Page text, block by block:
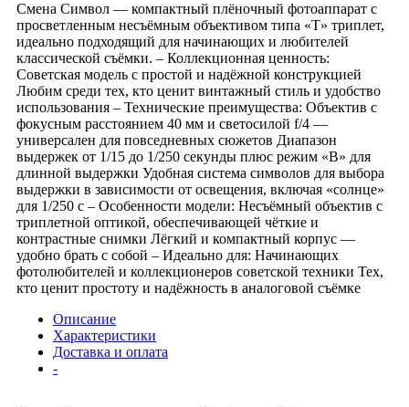
Смена Символ — компактный плёночный фотоаппарат с
просветленным несъёмным объективом типа «Т» триплет,
идеально подходящий для начинающих и любителей
классической съёмки. – Коллекционная ценность:
Советская модель с простой и надёжной конструкцией
Любим среди тех, кто ценит винтажный стиль и удобство
использования – Технические преимущества: Объектив с
фокусным расстоянием 40 мм и светосилой f/4 —
универсален для повседневных сюжетов Диапазон
выдержек от 1/15 до 1/250 секунды плюс режим «В» для
длинной выдержки Удобная система символов для выбора
выдержки в зависимости от освещения, включая «солнце»
для 1/250 с – Особенности модели: Несъёмный объектив с
триплетной оптикой, обеспечивающей чёткие и
контрастные снимки Лёгкий и компактный корпус —
удобно брать с собой – Идеально для: Начинающих
фотолюбителей и коллекционеров советской техники Тех,
кто ценит простоту и надёжность в аналоговой съёмке
Описание
Характеристики
Доставка и оплата
-